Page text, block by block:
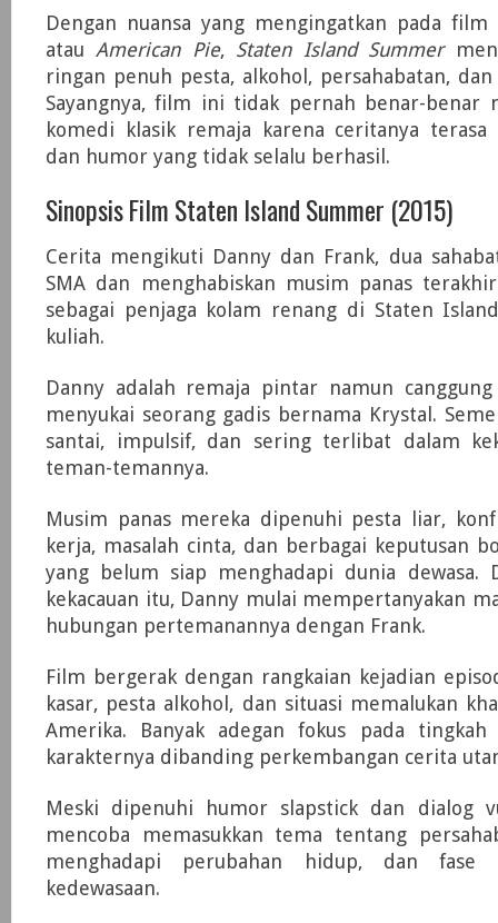
Dengan nuansa yang mengingatkan pada
atau American Pie, Staten Island Summer
ringan penuh pesta, alkohol, persahabatan,
Sayangnya, film ini tidak pernah benar-benar
komedi klasik remaja karena ceritanya
dan humor yang tidak selalu berhasil.
Sinopsis Film Staten Island Summer (2015)
Cerita mengikuti Danny dan Frank, dua
SMA dan menghabiskan musim panas
sebagai penjaga kolam renang di Staten
kuliah.
Danny adalah remaja pintar namun
menyukai seorang gadis bernama Krystal.
santai, impulsif, dan sering terlibat dalam
teman-temannya.
Musim panas mereka dipenuhi pesta liar,
kerja, masalah cinta, dan berbagai keputusan
yang belum siap menghadapi dunia dewasa.
kekacauan itu, Danny mulai mempertanyakan
hubungan pertemanannya dengan Frank.
Film bergerak dengan rangkaian kejadian
kasar, pesta alkohol, dan situasi memalukan
Amerika. Banyak adegan fokus pada
karakternya dibanding perkembangan cerita
Meski dipenuhi humor slapstick dan dialog
mencoba memasukkan tema tentang
menghadapi perubahan hidup, dan fase
kedewasaan.